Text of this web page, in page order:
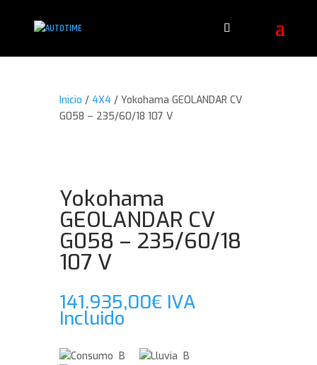
Inicio /4X4 / Yokohama GEOLANDAR CV
G058 – 235/60/18 107 V
Yokohama
GEOLANDAR CV
G058 – 235/60/18
107 V
141.935,00€ IVA
Incluido
B
B